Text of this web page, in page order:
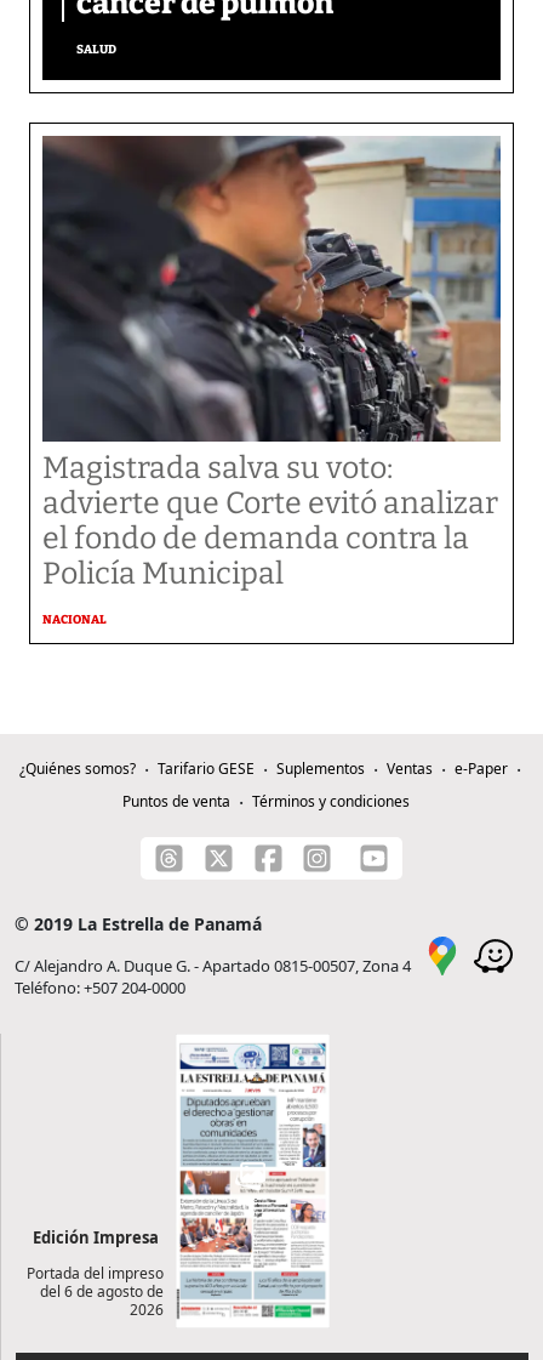
SALUD
Magistrada salva su voto:
advierte que Corte evitó analizar
el fondo de demanda contra la
Policía Municipal
NACIONAL
¿Quiénes somos? Tarifario GESE Suplementos Ventas
e-Paper
Puntos de venta
Términos y condiciones
© 2019 La Estrella de Panamá
C/ Alejandro A. Duque G. - Apartado 0815-00507, Zona 4
Teléfono: +507 204-0000
Edición Impresa
Portada del impreso
del 6 de agosto de
2026